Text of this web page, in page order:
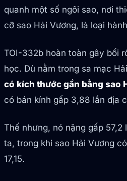
quanh một số ngôi sao, nơi
cỡ sao Hải Vương, là loại
TOI-332b hoàn toàn gây bối
học. Dù nằm trong sa mạc
có kích thước gần bằng sao
có bán kính gấp 3,88 lần địa
Thế nhưng, nó nặng gấp
ta, trong khi sao Hải Vương
17,15.